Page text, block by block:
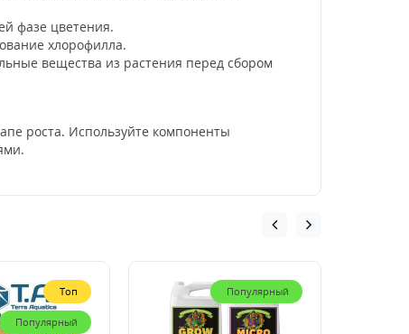
фазе цветения.
хлорофилла.
вещества из растения перед сбором
роста. Используйте компоненты
Топ
Популярный
Популярный